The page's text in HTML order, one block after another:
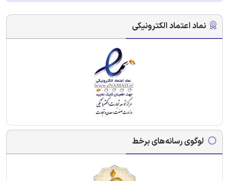
نماد اعتماد الکترونیکی
لوگوی رسانه‌های برخط